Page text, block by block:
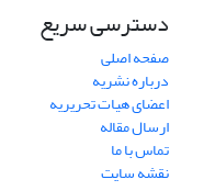
دسترسی سریع
صفحه اصلی
درباره نشریه
اعضای هیات تحریریه
ارسال مقاله
تماس با ما
نقشه سایت